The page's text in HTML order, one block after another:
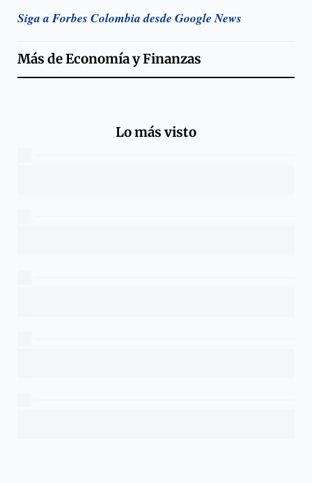
Siga a Forbes Colombia desde Google News
Más deEconomía y Finanzas
Lo más visto